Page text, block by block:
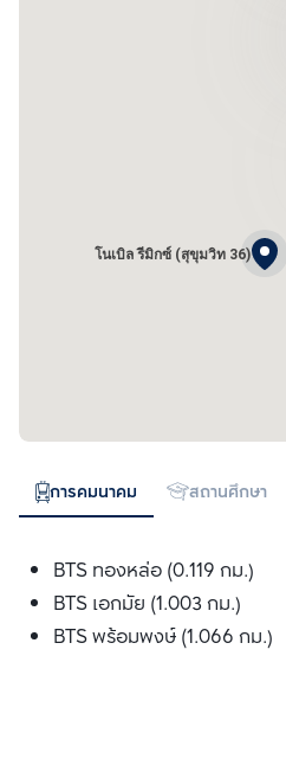
โนเบิล รีมิกซ์ (สุขุมวิท 36)
การคมนาคม สถานศึกษา
BTS ทองหล่อ (0.119 กม.)
BTS เอกมัย (1.003 กม.)
BTS พร้อมพงษ์ (1.066 กม.)